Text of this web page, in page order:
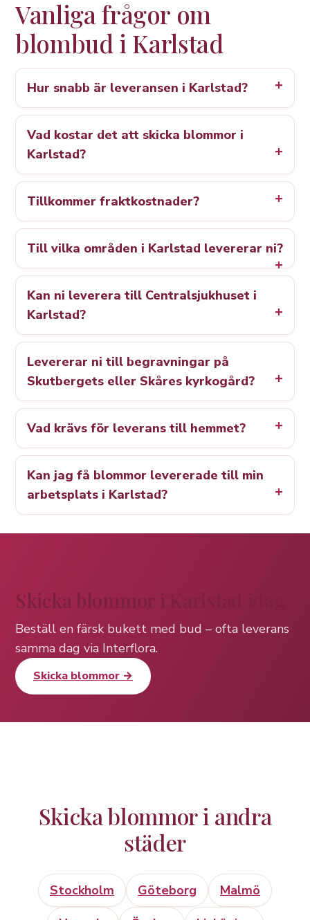
Vanliga frågor om
blombud i Karlstad
Hur snabb är leveransen i Karlstad?
Vad kostar det att skicka blommor i
Karlstad?
Tillkommer fraktkostnader?
Till vilka områden i Karlstad levererar ni?
Kan ni leverera till Centralsjukhuset i
Karlstad?
Levererar ni till begravningar på
Skutbergets eller Skåres kyrkogård?
Vad krävs för leverans till hemmet?
Kan jag få blommor levererade till min
arbetsplats i Karlstad?
Skicka blommor i Karlstad idag
Beställ en färsk bukett med bud – ofta leverans
samma dag via Interflora.
Skicka blommor →
Skicka blommor i andra
städer
Stockholm Göteborg
Malmö